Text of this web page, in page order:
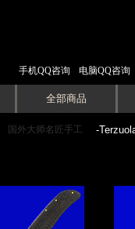
手机QQ咨询 电脑QQ咨询
全部商品
国外大师名匠手工 -